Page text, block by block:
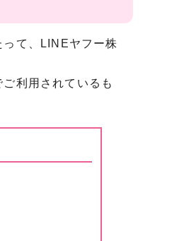
て、LINEヤフー株
利用されているも